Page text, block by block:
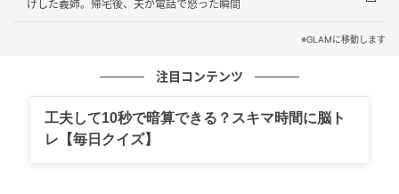
数か月、密かに会っていたこと。そして話題に上がっ
ていたのは、ほかでもない私のことでした。
「奥さん、こう言ってたよ」
彼女が私から聞いた悩みを、そのまま夫に伝えていた
のです。相談相手のふりをして私の弱みを集め、夫に
げした義姉。帰宅後、夫が電話で怒った瞬間
※GLAMに移動します
注目コンテンツ
工夫して10秒で暗算できる？スキマ時間に脳ト
レ【毎日クイズ】